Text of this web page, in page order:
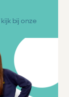
kijk bij onze